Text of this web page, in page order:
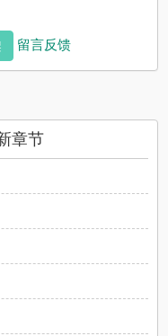
留言反馈
章节